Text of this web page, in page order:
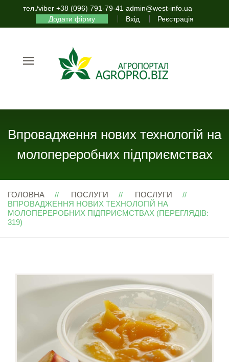
тел./viber +38 (096) 791-79-41 admin@west-info.ua
Додати фірму
Вхід Реєстрація
Впровадження нових технологій на
молопереробних підприємствах
ГОЛОВНА ПОСЛУГИ
ПОСЛУГИ
ВПРОВАДЖЕННЯ НОВИХ ТЕХНОЛОГІЙ НА
МОЛОПЕРЕРОБНИХ ПІДПРИЄМСТВАХ (ПЕРЕГЛЯДІВ:
319)